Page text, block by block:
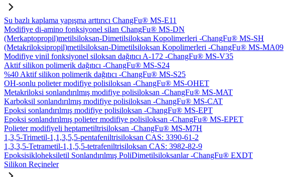
Su bazlı kaplama yapışma arttırıcı ChangFu® MS-E11
Modifiye di-amino fonksiyonel silan ChangFu® MS-DN
(Merkaptopropil)metilsiloksan-Dimetilsiloksan Kopolimerleri -ChangFu® MS-SH
(Metakriloksipropil)metilsiloksan-Dimetilsiloksan Kopolimerleri -ChangFu® MS-MA09
Modifiye vinil fonksiyonel siloksan dağıtıcı A-172 -ChangFu® MS-V35
Aktif silikon polimerik dağıtıcı -ChangFu® MS-S24
%40 Aktif silikon polimerik dağıtıcı -ChangFu® MS-S25
OH-sonlu polieter modifiye polisiloksan -ChangFu® MS-OHET
Metakriloksi sonlandırılmış modifiye polisiloksan -ChangFu® MS-MAT
Karboksil sonlandırılmış modifiye polisiloksan -ChangFu® MS-CAT
Epoksi sonlandırılmış modifiye polisiloksan -ChangFu® MS-EPT
Epoksi sonlandırılmış polieter modifiye polisiloksan -ChangFu® MS-EPET
Polieter modifiyeli heptametiltrisiloksan -ChangFu® MS-M7H
1,3,5-Trimetil-1,1,3,5,5-pentafeniltrisiloksan CAS: 3390-61-2
1,3,3,5-Tetrametil-1,1,5,5-tetrafeniltrisiloksan CAS: 3982-82-9
Epoksisikloheksiletil Sonlandırılmış PoliDimetilsiloksanlar -ChangFu® EXDT
Silikon Reçineler